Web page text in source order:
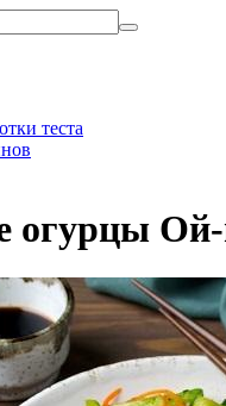
теста
огурцы